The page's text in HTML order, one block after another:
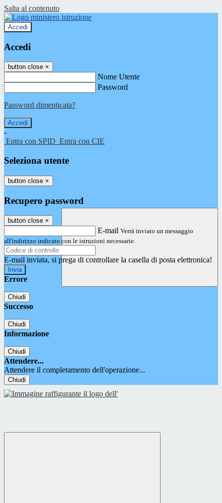
Salta al contenuto
Accedi
Accedi
button close ×
Nome Utente
Password
Password dimenticata?
-
Entra con SPID Entra con CIE
Seleziona utente
button close ×
Recupero password
button close ×
E-mail Verrà inviato un messaggio
all'indirizzo indicato con le istruzioni necessarie.
E-mail inviata, si prega di controllare la casella di posta elettronica!
Errore
Chiudi
Successo
Chiudi
Informazione
Chiudi
Attendere...
Attendere il completamento dell'operazione...
Chiudi